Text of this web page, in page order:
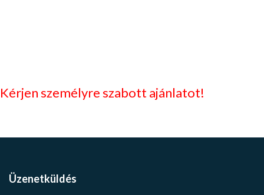
Kérjen személyre szabott ajánlatot!
Üzenetküldés